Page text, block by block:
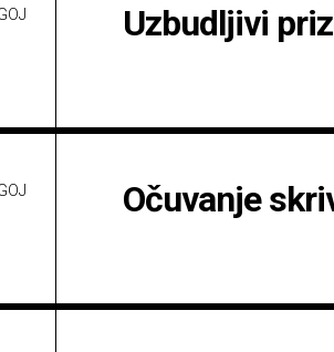
Uzbudljivi
Očuvanje